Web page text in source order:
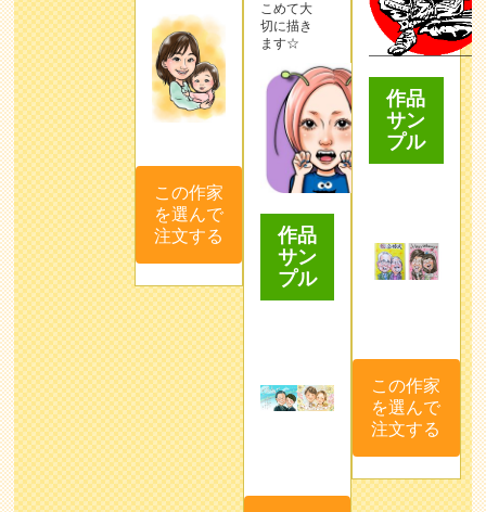
この作家
を選んで
注文する
こめて大
切に描き
ます☆
作品
サン
プル
作品
サン
プル
この作家
を選んで
注文する